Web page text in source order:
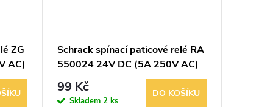
ZG
AC)
Schrack spínací paticové relé RA
550024 24V DC (5A 250V AC)
99 Kč
Skladem 2 ks
DO KOŠÍKU